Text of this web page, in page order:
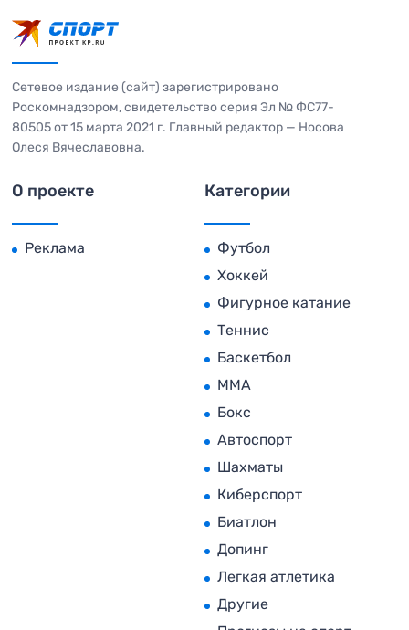
Сетевое издание (сайт) зарегистрировано
Роскомнадзором, свидетельство серия Эл № ФС77-
80505 от 15 марта 2021 г. Главный редактор — Носова
Олеся Вячеславовна.
О проекте
Реклама
Категории
Футбол
Хоккей
Фигурное катание
Теннис
Баскетбол
MMA
Бокс
Автоспорт
Шахматы
Киберспорт
Биатлон
Допинг
Легкая атлетика
Другие